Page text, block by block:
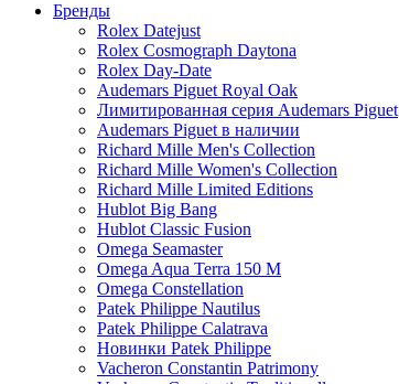
Бренды
Rolex Datejust
Rolex Cosmograph Daytona
Rolex Day-Date
Audemars Piguet Royal Oak
Лимитированная серия Audemars Piguet
Audemars Piguet в наличии
Richard Mille Men's Collection
Richard Mille Women's Collection
Richard Mille Limited Editions
Hublot Big Bang
Hublot Classic Fusion
Omega Seamaster
Omega Aqua Terra 150 M
Omega Constellation
Patek Philippe Nautilus
Patek Philippe Calatrava
Новинки Patek Philippe
Vacheron Constantin Patrimony